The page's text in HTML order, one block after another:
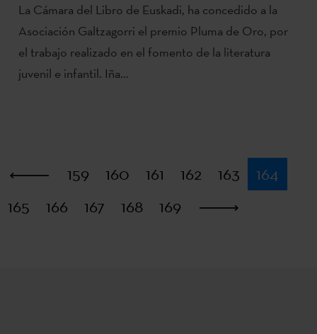
La Cámara del Libro de Euskadi, ha concedido a la
Asociación Galtzagorri el premio Pluma de Oro, por
el trabajo realizado en el fomento de la literatura
juvenil e infantil. Iña...
Primera
159 160 161 162 163
164
165
166 167 168 169